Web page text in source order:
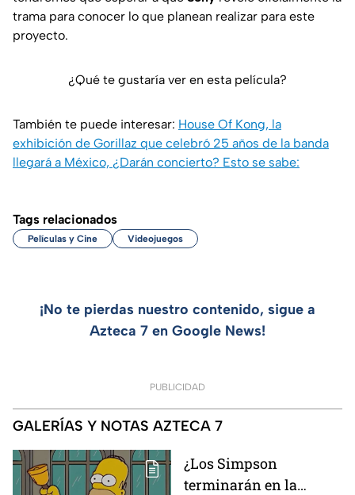
trama para conocer lo que planean realizar para este
proyecto.
¿Qué te gustaría ver en esta película?
También te puede interesar: House Of Kong, la
exhibición de Gorillaz que celebró 25 años de la banda
llegará a México, ¿Darán concierto? Esto se sabe:
Tags relacionados
Películas y Cine Videojuegos
¡No te pierdas nuestro contenido, sigue a
Azteca 7 en Google News!
PUBLICIDAD
GALERÍAS Y NOTAS AZTECA 7
¿Los Simpson
terminarán en la